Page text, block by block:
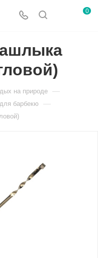
0
на природе —
барбекю —